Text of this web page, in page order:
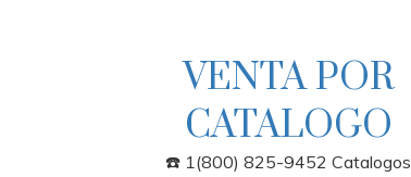
VENTA POR
CATALOGO
☎️ 1(800) 825-9452 Catalogos